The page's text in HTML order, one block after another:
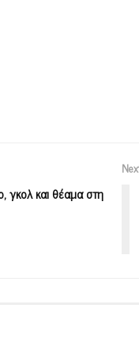
γκολ και θέαμα στη